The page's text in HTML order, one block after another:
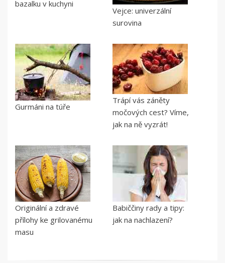
bazalku v kuchyni
Vejce: univerzální
surovina
Gurmáni na túře
Trápí vás záněty
močových cest? Víme,
jak na ně vyzrát!
Originální a zdravé
přílohy ke grilovanému
masu
Babiččiny rady a tipy:
jak na nachlazení?